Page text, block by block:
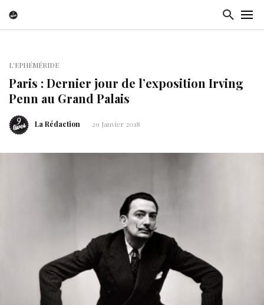
L'EPHÉMÉRIDE
Paris : Dernier jour de l’exposition Irving
Penn au Grand Palais
La Rédaction 29 Janvier 2018